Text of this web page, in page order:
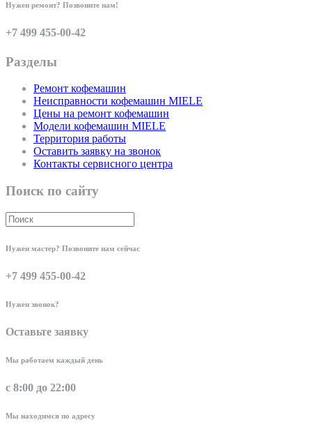
Нужен ремонт? Позвоните нам!
+7 499 455-00-42
Разделы
Ремонт кофемашин
Неисправности кофемашин MIELE
Цены на ремонт кофемашин
Модели кофемашин MIELE
Территория работы
Оставить заявку на звонок
Контакты сервисного центра
Поиск по сайту
Нужен мастер? Позвоните нам сейчас
+7 499 455-00-42
Нужен звонок?
Оставьте заявку
Мы работаем каждый день
с 8:00 до 22:00
Мы находимся по адресу